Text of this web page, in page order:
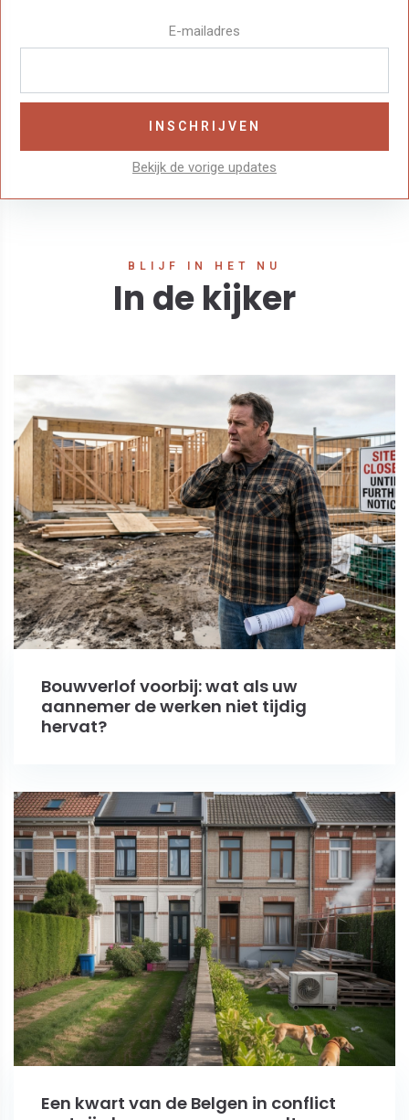
E-mailadres
Bekijk de vorige updates
BLIJF IN HET NU
In de kijker
Bouwverlof voorbij: wat als uw
aannemer de werken niet tijdig
hervat?
Een kwart van de Belgen in conflict